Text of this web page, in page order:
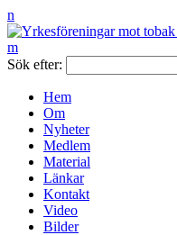
n
m
Sök efter:
Hem
Om
Nyheter
Medlem
Material
Länkar
Kontakt
Video
Bilder